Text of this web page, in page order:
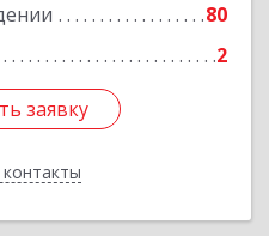
80
2
заявку
Подробнее
заявку